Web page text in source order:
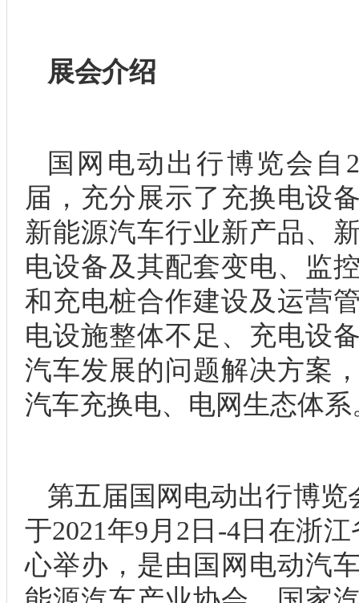
展会介绍
国网电动出行博览会自
届，充分展示了充换电设
新能源汽车行业新产品、
电设备及其配套变电、监
和充电桩合作建设及运营
电设施整体不足、充电设
汽车发展的问题解决方案
汽车充换电、电网生态体系
第五届国网电动出行博览
于2021年9月2日-4日在浙
心举办，是由国网电动汽